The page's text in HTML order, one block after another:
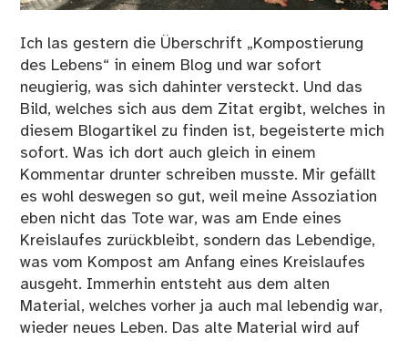
Ich las gestern die Überschrift „Kompostierung
des Lebens“ in einem Blog und war sofort
neugierig, was sich dahinter versteckt. Und das
Bild, welches sich aus dem Zitat ergibt, welches in
diesem Blogartikel zu finden ist, begeisterte mich
sofort. Was ich dort auch gleich in einem
Kommentar drunter schreiben musste. Mir gefällt
es wohl deswegen so gut, weil meine Assoziation
eben nicht das Tote war, was am Ende eines
Kreislaufes zurückbleibt, sondern das Lebendige,
was vom Kompost am Anfang eines Kreislaufes
ausgeht. Immerhin entsteht aus dem alten
Material, welches vorher ja auch mal lebendig war,
wieder neues Leben. Das alte Material wird auf